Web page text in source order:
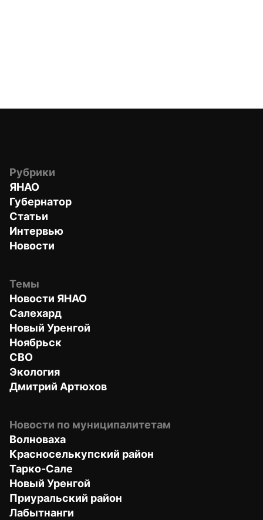
Рубрики
ЯНАО
Губернатор
Статьи
Интервью
Новости
Темы
Новости ЯНАО
Салехард
Новый Уренгой
Ноябрьск
СВО
Экология
Дмитрий Артюхов
Новости по муниципалитетам
Волноваха
Красноселькупский район
Тарко-Сале
Новый Уренгой
Приуральский район
Лабытнанги